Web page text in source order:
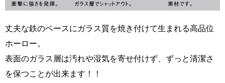
丈夫な鉄のベースにガラス質を焼き付けて生まれる高品位
ホーロー。
表面のガラス層は汚れや湿気を寄せ付けず、ずっと清潔さ
を保つことが出来ます！！